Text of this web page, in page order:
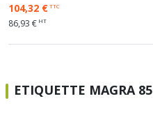
104,32 €TTC
86,93 € HT
ETIQUETTE MAGRA 85